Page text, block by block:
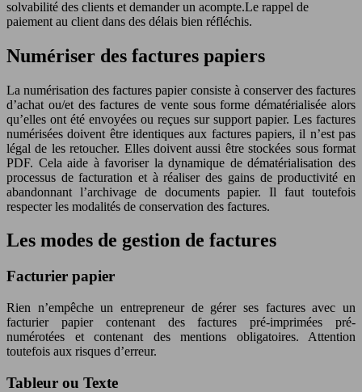
solvabilité des clients et demander un acompte.Le rappel de
paiement au client dans des délais bien réfléchis.
Numériser des factures papiers
La numérisation des factures papier consiste à conserver des factures
d’achat ou/et des factures de vente sous forme dématérialisée alors
qu’elles ont été envoyées ou reçues sur support papier. Les factures
numérisées doivent être identiques aux factures papiers, il n’est pas
légal de les retoucher. Elles doivent aussi être stockées sous format
PDF. Cela aide à favoriser la dynamique de dématérialisation des
processus de facturation et à réaliser des gains de productivité en
abandonnant l’archivage de documents papier. Il faut toutefois
respecter les modalités de conservation des factures.
Les modes de gestion de factures
Facturier papier
Rien n’empêche un entrepreneur de gérer ses factures avec un
facturier papier contenant des factures pré-imprimées pré-
numérotées et contenant des mentions obligatoires. Attention
toutefois aux risques d’erreur.
Tableur ou Texte